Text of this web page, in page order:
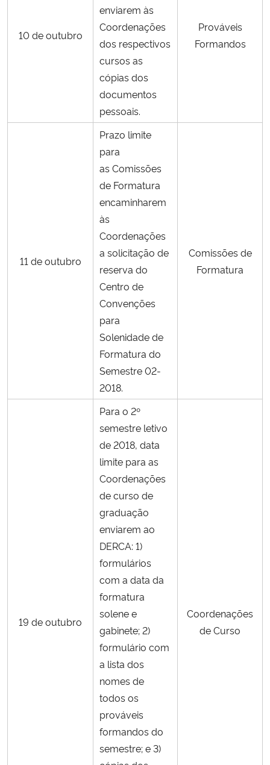
10 de outubro
enviarem às
Coordenações
dos respectivos
cursos as
cópias dos
documentos
pessoais.
Prováveis
Formandos
11 de outubro
Prazo limite
para
as Comissões
de Formatura
encaminharem
às
Coordenações
a solicitação de
reserva do
Centro de
Convenções
para
Solenidade de
Formatura do
Semestre 02-
2018.
Comissões de
Formatura
19 de outubro
Para o 2º
semestre letivo
de 2018, data
limite para as
Coordenações
de curso de
graduação
enviarem ao
DERCA: 1)
formulários
com a data da
formatura
solene e
gabinete; 2)
formulário com
a lista dos
nomes de
todos os
prováveis
formandos do
semestre; e 3)
Coordenações
de Curso